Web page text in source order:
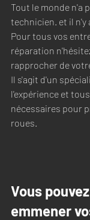
Tout le monde n'a
technicien. et il n'y
Pour tous vos
réparation
rapprocher de
Il s'agit d'un
l'expérience et
nécessaires pour
roues.
Vous
emmener